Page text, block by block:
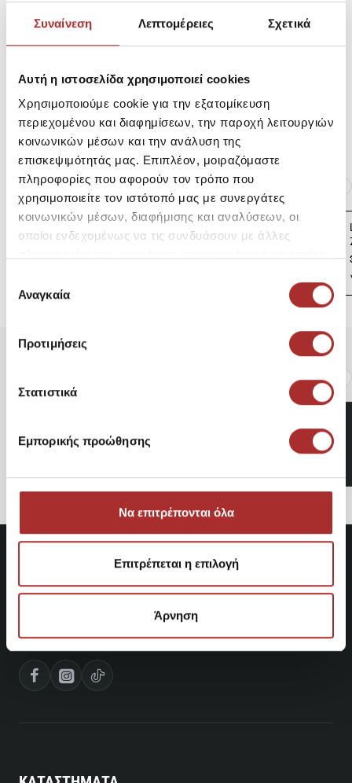
Συναίνεση Λεπτομέρειες Σχετικά
Αυτή η ιστοσελίδα χρησιμοποιεί cookies
Χρησιμοποιούμε cookie για την εξατομίκευση
περιεχομένου και διαφημίσεων, την παροχή λειτουργιών
κοινωνικών μέσων και την ανάλυση της
επισκεψιμότητάς μας. Επιπλέον, μοιραζόμαστε
πληροφορίες που αφορούν τον τρόπο που
χρησιμοποιείτε τον ιστότοπό μας με συνεργάτες
κοινωνικών μέσων, διαφήμισης και αναλύσεων, οι
οποίοι ενδεχομένως να τις συνδυάσουν με άλλες
των υπηρεσιών τους.
συγκατάθεσης
Αναγκαία
Προτιμήσεις
Στατιστικά
Εμπορικής προώθησης
Να επιτρέπονται όλα
Επιτρέπεται η επιλογή
Άρνηση
Σύνθεση
Αποστολές Προϊόντων
Επιστροφές Προϊόντων
Ίδια κατηγορία Ίδιο Brand
LAPIN HOUSE Βρεφική
Ζακέτα Πλεκτή
39,00€
Club PMS00041
63,14€